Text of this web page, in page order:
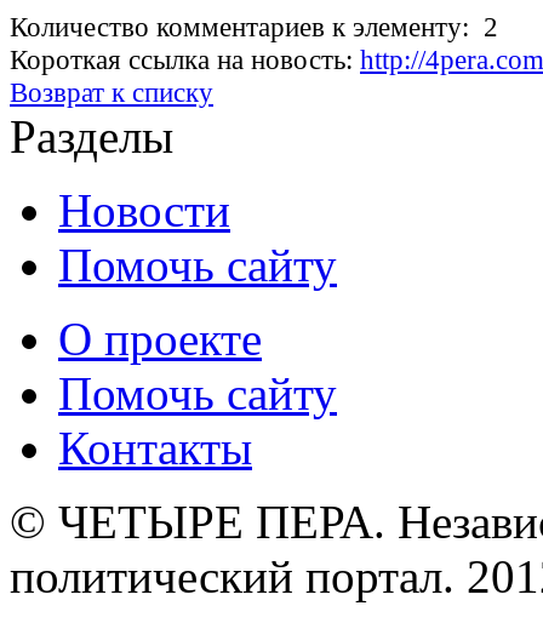
Количество комментариев к элементу: 2
Короткая ссылка на новость: http://
Возврат к списку
Разделы
Новости
Помочь сайту
О проекте
Помочь сайту
Контакты
© ЧЕТЫРЕ ПЕРА.
политический портал.